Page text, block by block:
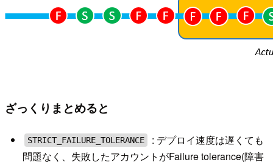
ざっくりまとめると
STRICT_FAILURE_TOLERANCE
: デプロイ速度は遅くても
問題なく、失敗したアカウントがFailure tolerance(障害